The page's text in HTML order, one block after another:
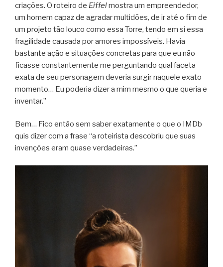
criações. O roteiro de Eiffelmostra um empreendedor,
um homem capaz de agradar multidões, de ir até o fim de
um projeto tão louco como essa Torre, tendo em si essa
fragilidade causada por amores impossíveis. Havia
bastante ação e situações concretas para que eu não
ficasse constantemente me perguntando qual faceta
exata de seu personagem deveria surgir naquele exato
momento… Eu poderia dizer a mim mesmo o que queria e
inventar.”
Bem… Fico então sem saber exatamente o que o IMDb
quis dizer com a frase “a roteirista descobriu que suas
invenções eram quase verdadeiras.”